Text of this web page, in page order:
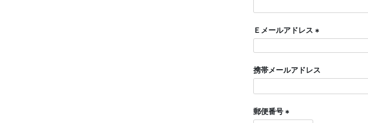
必
)
Ｅメールアドレス
必
須
)
携帯メールアドレス
郵便番号